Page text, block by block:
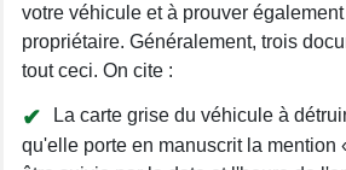
votre véhicule et à prouver
propriétaire. Généralement, trois
tout ceci. On cite :
La carte grise du véhicule à
qu'elle porte en manuscrit la mention